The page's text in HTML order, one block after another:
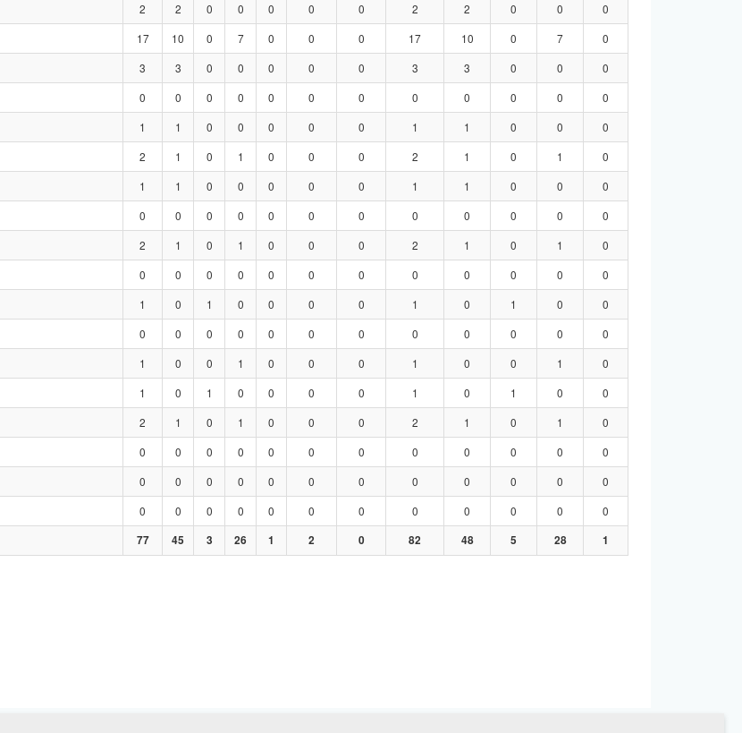
2 2 0 0 0 0 0 2 2 0 0
0
17 10 0 7 0 0 0 17 10 0 7
0
3 3 0 0 0 0 0 3 3 0 0
0
0 0 0 0 0 0 0 0 0 0 0
0
1 1 0 0 0 0 0 1 1 0 0
0
2 1 0 1 0 0 0 2 1 0 1
0
1 1 0 0 0 0 0 1 1 0 0
0
0 0 0 0 0 0 0 0 0 0 0
0
2 1 0 1 0 0 0 2 1 0 1
0
0 0 0 0 0 0 0 0 0 0 0
0
1 0 1 0 0 0 0 1 0 1 0
0
0 0 0 0 0 0 0 0 0 0 0
0
1 0 0 1 0 0 0 1 0 0 1
0
1 0 1 0 0 0 0 1 0 1 0
0
2 1 0 1 0 0 0 2 1 0 1
0
0 0 0 0 0 0 0 0 0 0 0
0
0 0 0 0 0 0 0 0 0 0 0
0
0 0 0 0 0 0 0 0 0 0 0
0
77 45 3 26 1 2 0 82 48 5 28 1